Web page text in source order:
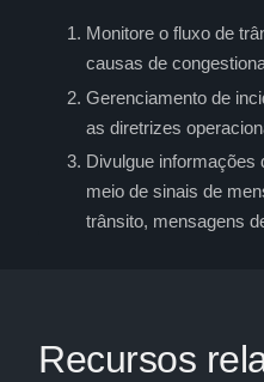
Monitore o fluxo de
causas de
Gerenciamento de
as diretrizes
Divulgue informações
meio de sinais de
trânsito, mensagens
Recursos